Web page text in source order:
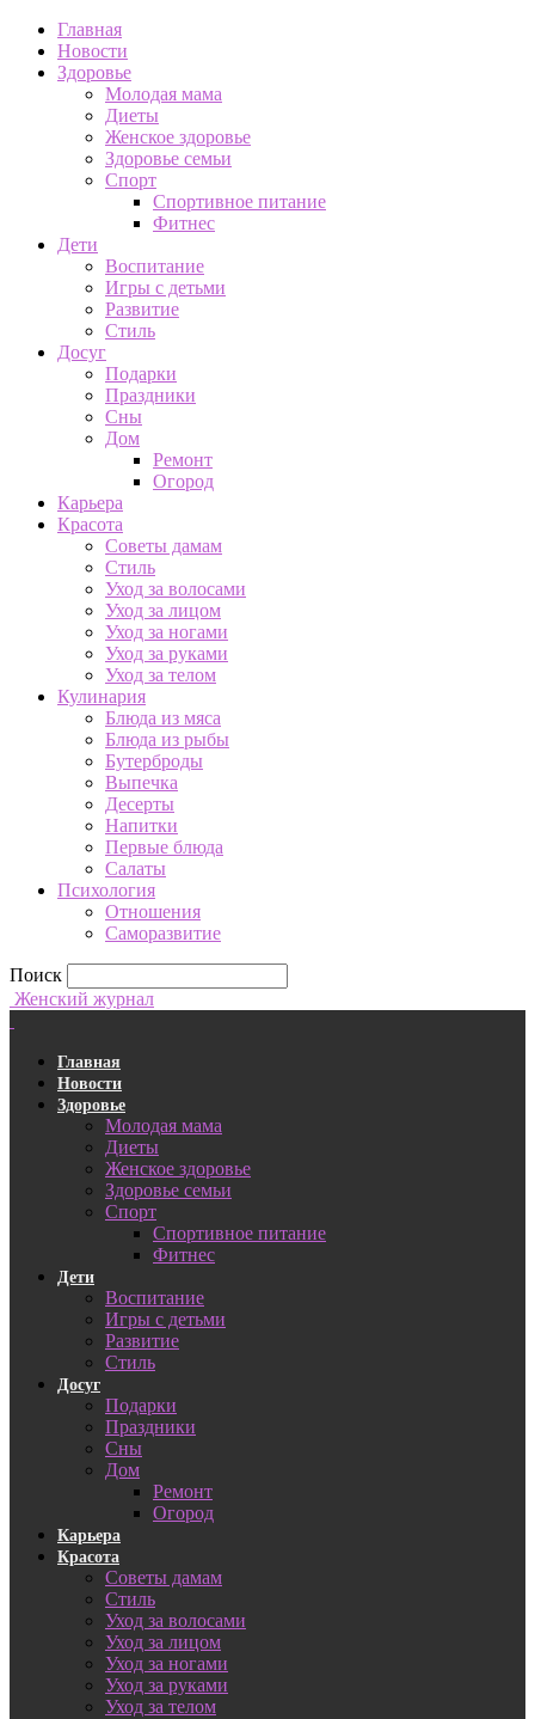
Главная
Новости
Здоровье
Молодая мама
Диеты
Женское здоровье
Здоровье семьи
Спорт
Спортивное питание
Фитнес
Дети
Воспитание
Игры с детьми
Развитие
Стиль
Досуг
Подарки
Праздники
Сны
Дом
Ремонт
Огород
Карьера
Красота
Советы дамам
Стиль
Уход за волосами
Уход за лицом
Уход за ногами
Уход за руками
Уход за телом
Кулинария
Блюда из мяса
Блюда из рыбы
Бутерброды
Выпечка
Десерты
Напитки
Первые блюда
Салаты
Психология
Отношения
Саморазвитие
Поиск
Женский журнал
Главная
Новости
Здоровье
Молодая мама
Диеты
Женское здоровье
Здоровье семьи
Спорт
Спортивное питание
Фитнес
Дети
Воспитание
Игры с детьми
Развитие
Стиль
Досуг
Подарки
Праздники
Сны
Дом
Ремонт
Огород
Карьера
Красота
Советы дамам
Стиль
Уход за волосами
Уход за лицом
Уход за ногами
Уход за руками
Уход за телом